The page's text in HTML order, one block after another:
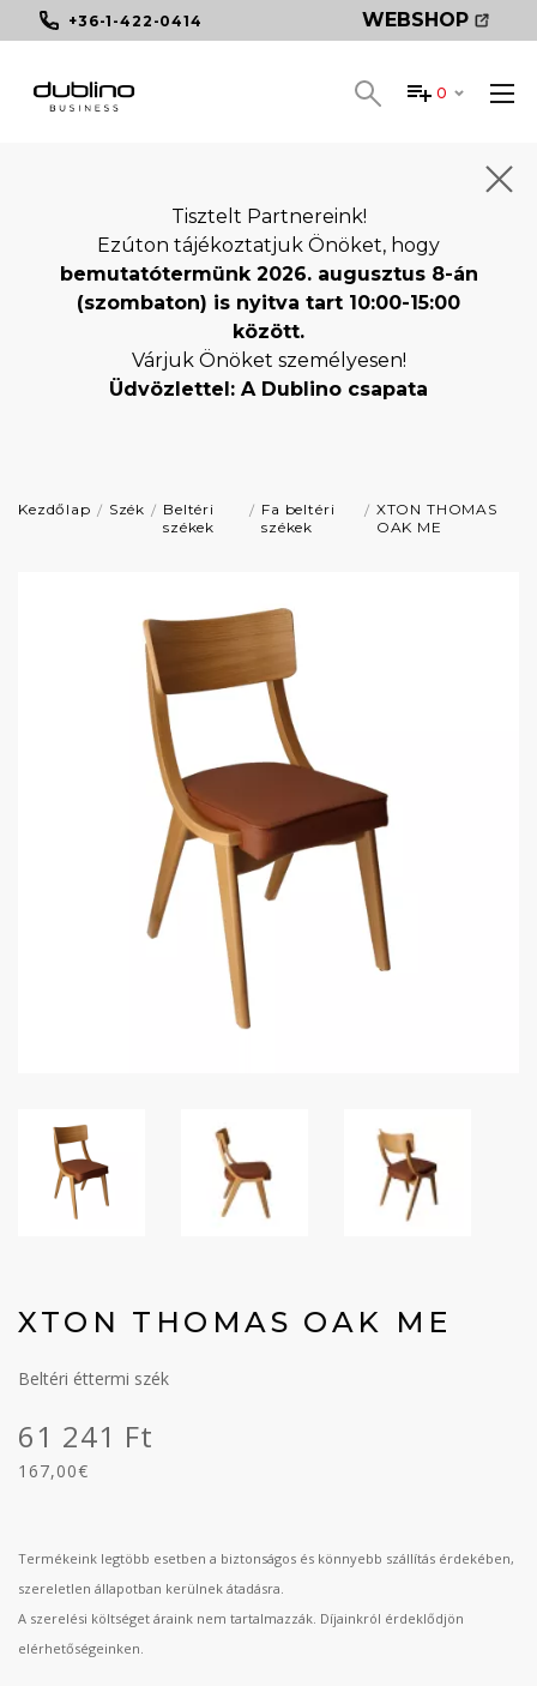
+36-1-422-0414 WEBSHOP
0
Tisztelt Partnereink!
Ezúton tájékoztatjuk Önöket, hogy
bemutatótermünk 2026. augusztus 8-án
(szombaton) is nyitva tart 10:00-15:00
között.
Várjuk Önöket személyesen!
Üdvözlettel: A Dublino csapata
Kezdőlap Szék
Beltéri
székek
Fa beltéri
székek
XTON THOMAS
OAK ME
XTON THOMAS OAK ME
Beltéri éttermi szék
61 241 Ft
167,00€
Termékeink legtöbb esetben a biztonságos és könnyebb szállítás érdekében,
szereletlen állapotban kerülnek átadásra.
A szerelési költséget áraink nem tartalmazzák. Díjainkról érdeklődjön
elérhetőségeinken.